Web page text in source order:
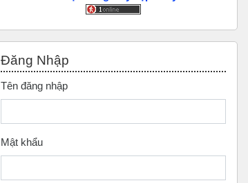
Đăng Nhập
Tên đăng nhập
Mật khẩu